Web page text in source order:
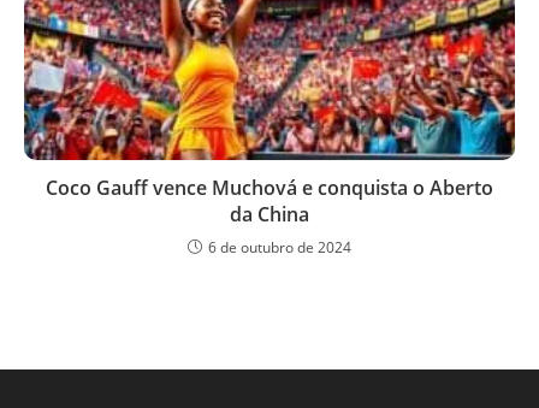
Coco Gauff vence Muchová e conquista o Aberto
da China
6 de outubro de 2024